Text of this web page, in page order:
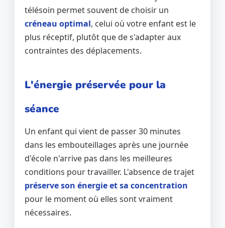
télésoin permet souvent de choisir un
créneau optimal, celui où votre enfant est le
plus réceptif, plutôt que de s'adapter aux
contraintes des déplacements.
L'énergie préservée pour la
séance
Un enfant qui vient de passer 30 minutes
dans les embouteillages après une journée
d'école n'arrive pas dans les meilleures
conditions pour travailler. L'absence de trajet
préserve son énergie et sa concentration
pour le moment où elles sont vraiment
nécessaires.